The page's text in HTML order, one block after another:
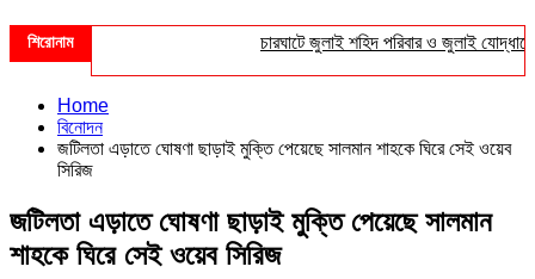
শিরোনাম চারঘাটে জুলাই শহিদ পরিবার ও জুলাই যোদ্ধাদের
Home
বিনোদন
জটিলতা এড়াতে ঘোষণা ছাড়াই মুক্তি পেয়েছে সালমান শাহকে ঘিরে সেই ওয়েব
সিরিজ
জটিলতা এড়াতে ঘোষণা ছাড়াই মুক্তি পেয়েছে সালমান
শাহকে ঘিরে সেই ওয়েব সিরিজ